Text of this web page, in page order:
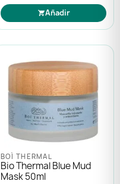
Añadir
BOÍ THERMAL
Bio Thermal Blue Mud
Mask 50ml